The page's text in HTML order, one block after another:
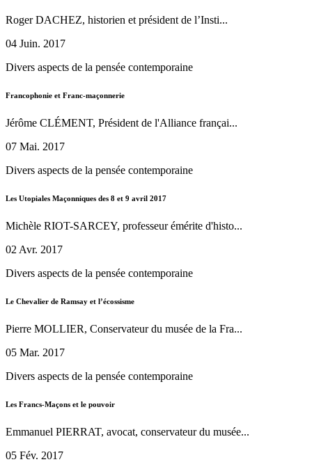
Roger DACHEZ, historien et président de l’Insti...
04 Juin. 2017
Divers aspects de la pensée contemporaine
Francophonie et Franc-maçonnerie
Jérôme CLÉMENT, Président de l'Alliance françai...
07 Mai. 2017
Divers aspects de la pensée contemporaine
Les Utopiales Maçonniques des 8 et 9 avril 2017
Michèle RIOT-SARCEY, professeur émérite d'histo...
02 Avr. 2017
Divers aspects de la pensée contemporaine
Le Chevalier de Ramsay et l’écossisme
Pierre MOLLIER, Conservateur du musée de la Fra...
05 Mar. 2017
Divers aspects de la pensée contemporaine
Les Francs-Maçons et le pouvoir
Emmanuel PIERRAT, avocat, conservateur du musée...
05 Fév. 2017